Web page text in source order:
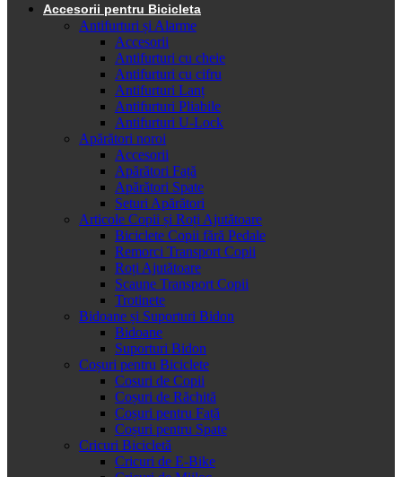
Accesorii pentru Bicicleta
Antifurturi și Alarme
Accesorii
Antifurturi cu cheie
Antifurturi cu cifru
Antifurturi Lanț
Antifurturi Pliabile
Antifurturi U-Lock
Apărători noroi
Accesorii
Apărători Față
Apărători Spate
Seturi Apărători
Articole Copii și Roți Ajutătoare
Biciclete Copii fără Pedale
Remorci Transport Copii
Roți Ajutătoare
Scaune Transport Copii
Trotinete
Bidoane și Suporturi Bidon
Bidoane
Suporturi Bidon
Coșuri pentru Biciclete
Cosuri de Copii
Coșuri de Răchită
Coșuri pentru Față
Coșuri pentru Spate
Cricuri Bicicletă
Cricuri de E-Bike